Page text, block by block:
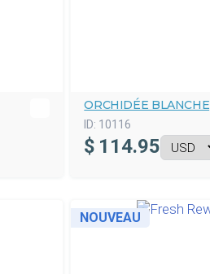
ORCHIDÉE BLANCHE
ID: 10116
$ 114.95
NOUVEAU